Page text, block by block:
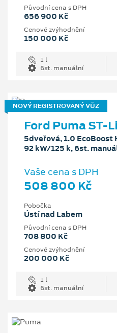
Původní cena s DPH
656 900 Kč
Cenové zvýhodnění
150 000 Kč
1 l
6st. manuální
NOVÝ REGISTROVANÝ VŮZ
Ford Puma ST-
5dveřová, 1.0 EcoBoost
92 kW/125 k, 6st.
Vaše cena s DPH
508 800 Kč
Pobočka
Ústí nad Labem
Původní cena s DPH
708 800 Kč
Cenové zvýhodnění
200 000 Kč
1 l
6st. manuální